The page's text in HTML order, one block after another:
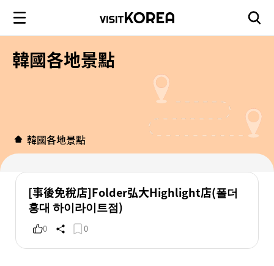
韓國各地景點
韓國各地景點
[事後免稅店]Folder弘大Highlight店(폴더
홍대 하이라이트점)
0 0